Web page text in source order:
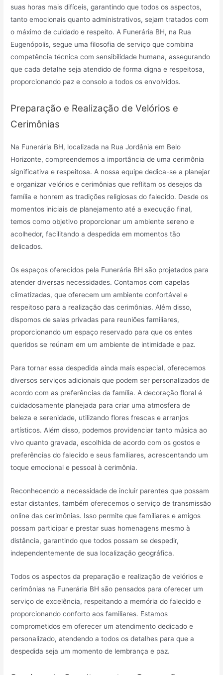
suas horas mais difíceis, garantindo que todos os aspectos,
tanto emocionais quanto administrativos, sejam tratados com
o máximo de cuidado e respeito. A Funerária BH, na Rua
Eugenópolis, segue uma filosofia de serviço que combina
competência técnica com sensibilidade humana, assegurando
que cada detalhe seja atendido de forma digna e respeitosa,
proporcionando paz e consolo a todos os envolvidos.
Preparação e Realização de Velórios e
Cerimônias
Na Funerária BH, localizada na Rua Jordânia em Belo
Horizonte, compreendemos a importância de uma cerimônia
significativa e respeitosa. A nossa equipe dedica-se a planejar
e organizar velórios e cerimônias que reflitam os desejos da
família e honrem as tradições religiosas do falecido. Desde os
momentos iniciais de planejamento até a execução final,
temos como objetivo proporcionar um ambiente sereno e
acolhedor, facilitando a despedida em momentos tão
delicados.
Os espaços oferecidos pela Funerária BH são projetados para
atender diversas necessidades. Contamos com capelas
climatizadas, que oferecem um ambiente confortável e
respeitoso para a realização das cerimônias. Além disso,
dispomos de salas privadas para reuniões familiares,
proporcionando um espaço reservado para que os entes
queridos se reúnam em um ambiente de intimidade e paz.
Para tornar essa despedida ainda mais especial, oferecemos
diversos serviços adicionais que podem ser personalizados de
acordo com as preferências da família. A decoração floral é
cuidadosamente planejada para criar uma atmosfera de
beleza e serenidade, utilizando flores frescas e arranjos
artísticos. Além disso, podemos providenciar tanto música ao
vivo quanto gravada, escolhida de acordo com os gostos e
preferências do falecido e seus familiares, acrescentando um
toque emocional e pessoal à cerimônia.
Reconhecendo a necessidade de incluir parentes que possam
estar distantes, também oferecemos o serviço de transmissão
online das cerimônias. Isso permite que familiares e amigos
possam participar e prestar suas homenagens mesmo à
distância, garantindo que todos possam se despedir,
independentemente de sua localização geográfica.
Todos os aspectos da preparação e realização de velórios e
cerimônias na Funerária BH são pensados para oferecer um
serviço de excelência, respeitando a memória do falecido e
proporcionando conforto aos familiares. Estamos
comprometidos em oferecer um atendimento dedicado e
personalizado, atendendo a todos os detalhes para que a
despedida seja um momento de lembrança e paz.